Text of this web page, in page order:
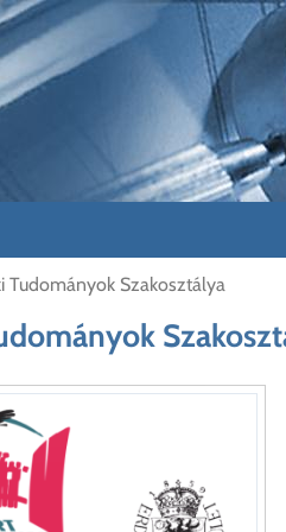
Tudományok Szakosztálya